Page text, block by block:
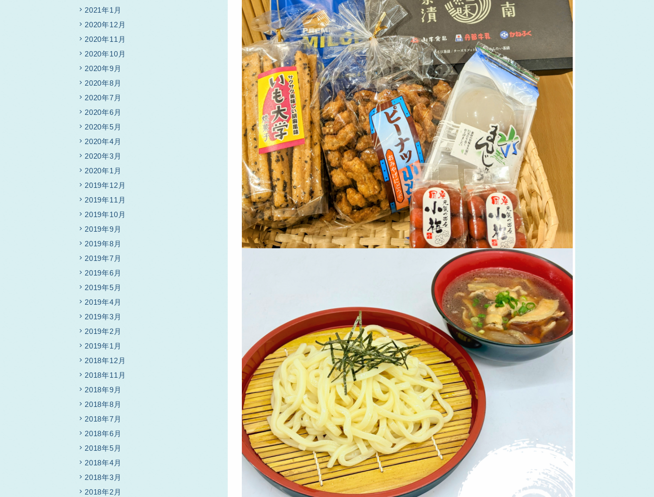
2021年1月
2020年12月
2020年11月
2020年10月
2020年9月
2020年8月
2020年7月
2020年6月
2020年5月
2020年4月
2020年3月
2020年1月
2019年12月
2019年11月
2019年10月
2019年9月
2019年8月
2019年7月
2019年6月
2019年5月
2019年4月
2019年3月
2019年2月
2019年1月
2018年12月
2018年11月
2018年9月
2018年8月
2018年7月
2018年6月
2018年5月
2018年4月
2018年3月
2018年2月